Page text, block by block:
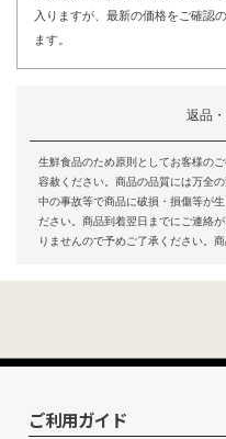
入りますが、最新の価格をご確認
ます。
返品
生鮮食品のため原則としてお客様の
容赦ください。商品の品質には万全
中の事故等で商品に破損・損傷等が
ださい。商品到着翌日までにご連絡
りませんので予めご了承ください。
ご利用ガイド